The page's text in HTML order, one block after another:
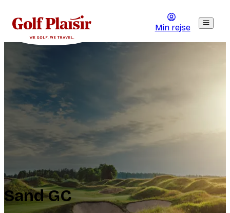
Min rejse
Sand GC